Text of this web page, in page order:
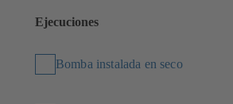
Ejecuciones
Bomba instalada en seco